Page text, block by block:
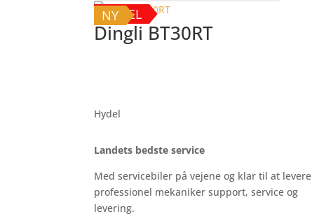
DIESEL
NY
Dingli BT30RT
Hydel
Landets bedste service
Med servicebiler på vejene og klar til at levere
professionel mekaniker support, service og
levering.